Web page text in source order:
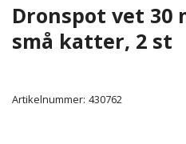
Dronspot vet 30
små katter, 2 st
Artikelnummer: 430762